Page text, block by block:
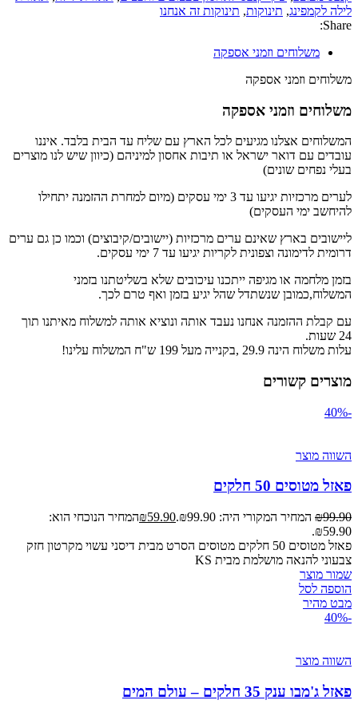
לילה לקמפינג, תינוקות, תינוקות זה אנחנו
Share:
משלוחים וזמני אספקה
משלוחים וזמני אספקה
משלוחים וזמני אספקה
המשלוחים אצלנו מגיעים לכל הארץ עם שליח עד הבית בלבד. איננו
עובדים עם דואר ישראל או תיבות אחסון למיניהם (כיוון שיש לנו מוצרים
בעלי נפחים שונים)
לערים מרכזיות יגיעו עד 3 ימי עסקים (מיום למחרת ההזמנה יתחילו
להיחשב ימי העסקים)
ליישובים בארץ שאינם ערים מרכזיות (יישובים/קיבוצים) וכמו כן גם ערים
דרומית לדימונה וצפונית לקריות יגיעו עד 7 ימי עסקים.
בזמן מלחמה או מגיפה ייתכנו עיכובים שלא בשליטתנו בזמני
המשלוח,כמובן שנשתדל שהל יגיע בזמן ואף טרם לכך.
עם קבלת ההזמנה אנחנו נעבד אותה ונוציא אותה למשלוח מאיתנו תוך
24 שעות.
עלות משלוח הינה 29.9 ,בקנייה מעל 199 ש"ח המשלוח עלינו!
מוצרים קשורים
-40%
השווה מוצר
פאזל מטוסים 50 חלקים
₪99.90 המחיר המקורי היה: ₪99.90. ₪59.90
המחיר הנוכחי הוא:
₪59.90.
פאזל מטוסים 50 חלקים מטוסים הסרט מבית דיסני עשוי מקרטון חזק
צבעוני להנאה מושלמת מבית KS
שמור מוצר
הוספה לסל
מבט מהיר
-40%
השווה מוצר
פאזל ג'מבו ענק 35 חלקים – עולם המים